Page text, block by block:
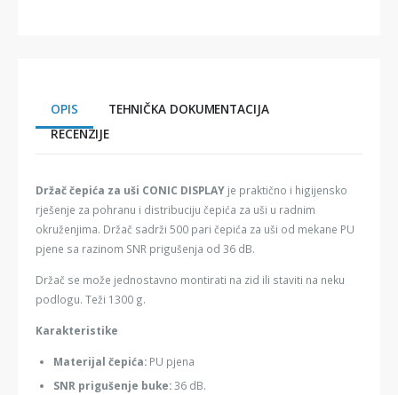
OPIS
TEHNIČKA DOKUMENTACIJA
RECENZIJE
Držač čepića za uši CONIC DISPLAY je praktično i higijensko
rješenje za pohranu i distribuciju čepića za uši u radnim
okruženjima. Držač sadrži 500 pari čepića za uši od mekane PU
pjene sa razinom SNR prigušenja od 36 dB.
Držač se može jednostavno montirati na zid ili staviti na neku
podlogu. Teži 1300 g.
Karakteristike
Materijal čepića: PU pjena
SNR prigušenje buke: 36 dB.